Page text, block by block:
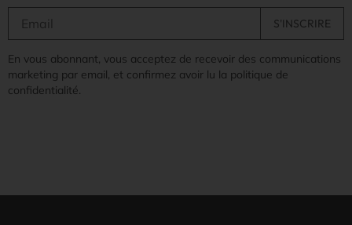
En vous abonnant, vous acceptez de recevoir des communications
marketing par email, et confirmez avoir lu la politique de
confidentialité.